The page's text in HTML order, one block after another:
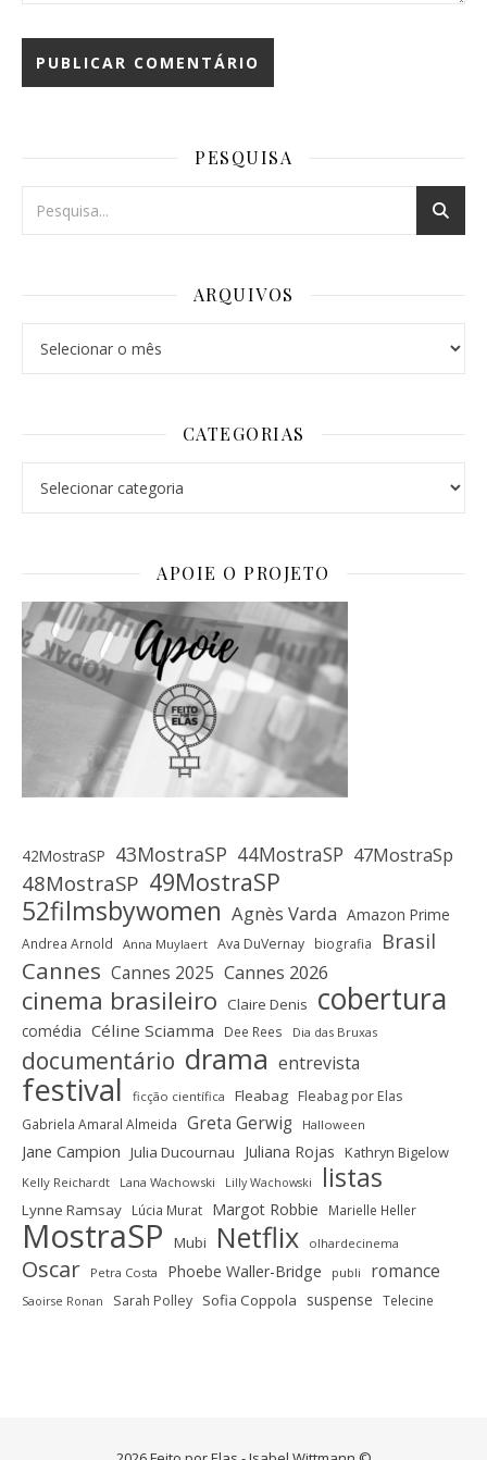
PESQUISA
ARQUIVOS
CATEGORIAS
APOIE O PROJETO
42MostraSP 43MostraSP 44MostraSP 47MostraSp
48MostraSP 49MostraSP
52filmsbywomen Agnès Varda Amazon Prime
Andrea Arnold Anna Muylaert Ava DuVernay biografia Brasil
Cannes Cannes 2025 Cannes 2026
cinema brasileiro Claire Denis cobertura
comédia Céline Sciamma Dee Rees Dia das Bruxas
documentário drama entrevista
festival ficção científica Fleabag Fleabag por Elas
Gabriela Amaral Almeida Greta Gerwig Halloween
Jane Campion Julia Ducournau Juliana Rojas Kathryn Bigelow
Kelly Reichardt Lana Wachowski Lilly Wachowski listas
Lynne Ramsay Lúcia Murat Margot Robbie Marielle Heller
MostraSP Mubi Netflix olhardecinema
Oscar Petra Costa Phoebe Waller-Bridge publi romance
Saoirse Ronan Sarah Polley Sofia Coppola suspense Telecine